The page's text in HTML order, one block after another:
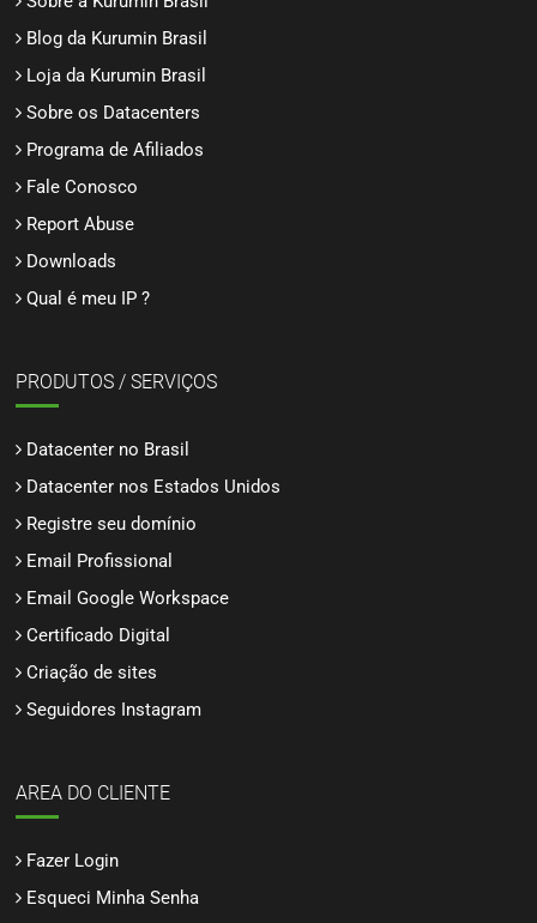
Blog da Kurumin Brasil
Loja da Kurumin Brasil
Sobre os Datacenters
Programa de Afiliados
Fale Conosco
Report Abuse
Downloads
Qual é meu IP ?
PRODUTOS / SERVIÇOS
Datacenter no Brasil
Datacenter nos Estados Unidos
Registre seu domínio
Email Profissional
Email Google Workspace
Certificado Digital
Criação de sites
Seguidores Instagram
AREA DO CLIENTE
Fazer Login
Esqueci Minha Senha